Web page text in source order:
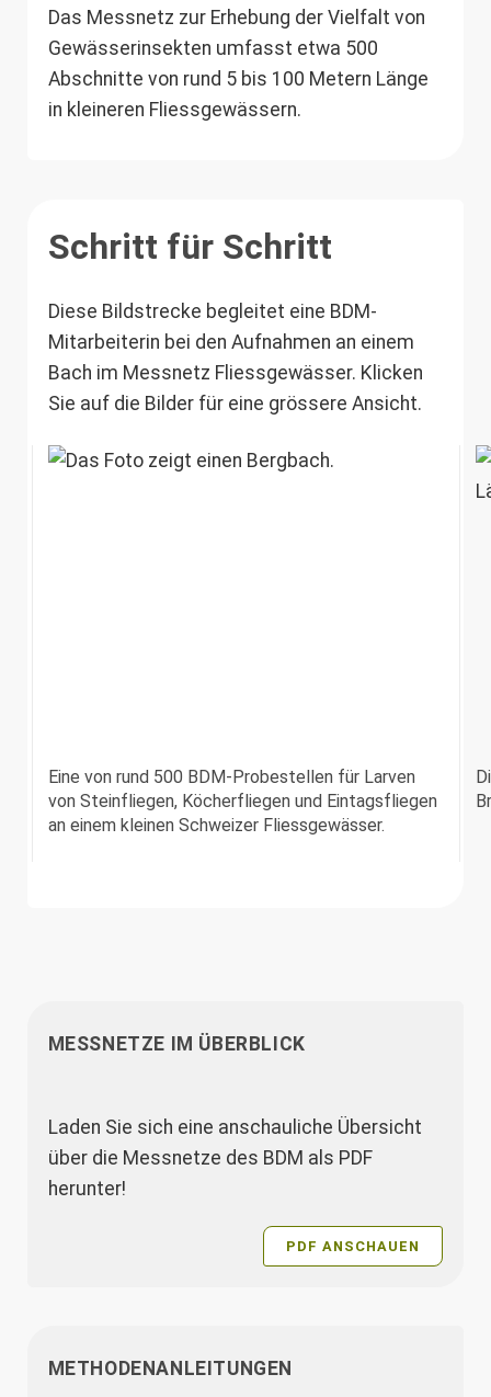
Das Messnetz zur Erhebung der Vielfalt von
Gewässerinsekten umfasst etwa 500
Abschnitte von rund 5 bis 100 Metern Länge
in kleineren Fliessgewässern.
Schritt für Schritt
Diese Bildstrecke begleitet eine BDM-
Mitarbeiterin bei den Aufnahmen an einem
Bach im Messnetz Fliessgewässer. Klicken
Sie auf die Bilder für eine grössere Ansicht.
Eine von rund 500 BDM-Probestellen für Larven
von Steinfliegen, Köcherfliegen und Eintagsfliegen
an einem kleinen Schweizer Fliessgewässer.
MESSNETZE IM ÜBERBLICK
Laden Sie sich eine anschauliche Übersicht
über die Messnetze des BDM als PDF
herunter!
PDF ANSCHAUEN
METHODENANLEITUNGEN